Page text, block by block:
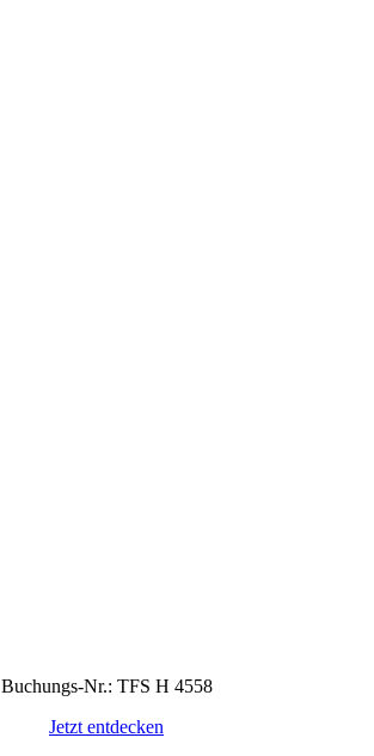
Buchungs-Nr.: TFS H 4558
Jetzt entdecken